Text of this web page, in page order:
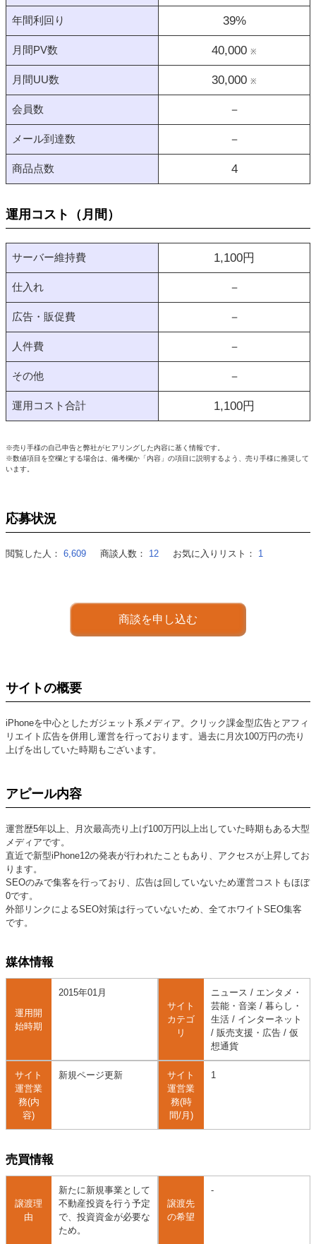
年間利回り 39%
月間PV数 40,000 ※
月間UU数 30,000 ※
会員数 －
メール到達数 －
商品点数 4
運用コスト（月間）
サーバー維持費 1,100円
仕入れ －
広告・販促費 －
人件費 －
その他 －
運用コスト合計 1,100円
※売り手様の自己申告と弊社がヒアリングした内容に基く情報です。
※数値項目を空欄とする場合は、備考欄か「内容」の項目に説明するよう、売り手様に推奨して
います。
応募状況
閲覧した人： 6,609 商談人数： 12 お気に入りリスト： 1
商談を申し込む
サイトの概要
iPhoneを中心としたガジェット系メディア。クリック課金型広告とアフィ
リエイト広告を併用し運営を行っております。過去に月次100万円の売り
上げを出していた時期もございます。
アピール内容
運営歴5年以上、月次最高売り上げ100万円以上出していた時期もある大型
メディアです。
直近で新型iPhone12の発表が行われたこともあり、アクセスが上昇してお
ります。
SEOのみで集客を行っており、広告は回していないため運営コストもほぼ
0です。
外部リンクによるSEO対策は行っていないため、全てホワイトSEO集客
です。
媒体情報
運用開
始時期
2015年01月
サイト
カテゴ
リ
ニュース / エンタメ・
芸能・音楽 / 暮らし・
生活 / インターネット
/ 販売支援・広告 / 仮
想通貨
サイト
運営業
務(内
容)
新規ページ更新
サイト
運営業
務(時
間/月)
1
売買情報
譲渡理
由
新たに新規事業として
不動産投資を行う予定
で、投資資金が必要な
ため。
譲渡先
の希望
-